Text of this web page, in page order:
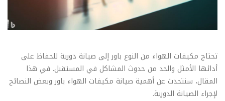
تحتاج مكيفات الهواء من النوع باور إلى صيانة دورية للحفاظ على
أدائها الأمثل والحد من حدوث المشاكل في المستقبل. في هذا
المقال، سنتحدث عن أهمية صيانة مكيفات الهواء باور وبعض النصائح
لإجراء الصيانة الدورية.